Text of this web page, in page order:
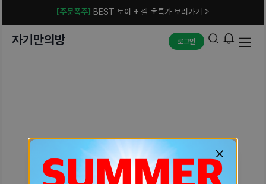
[주문폭주] BEST 토이 + 젤 초특가 보러가기 >
자기만의방 로그인